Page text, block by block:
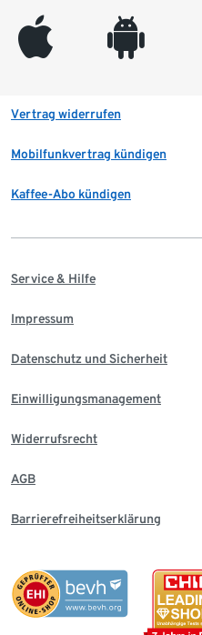
appleinc android
Vertrag widerrufen
Mobilfunkvertrag kündigen
Kaffee-Abo kündigen
Service & Hilfe
Impressum
Datenschutz und Sicherheit
Einwilligungsmanagement
Widerrufsrecht
AGB
Barrierefreiheitserklärung